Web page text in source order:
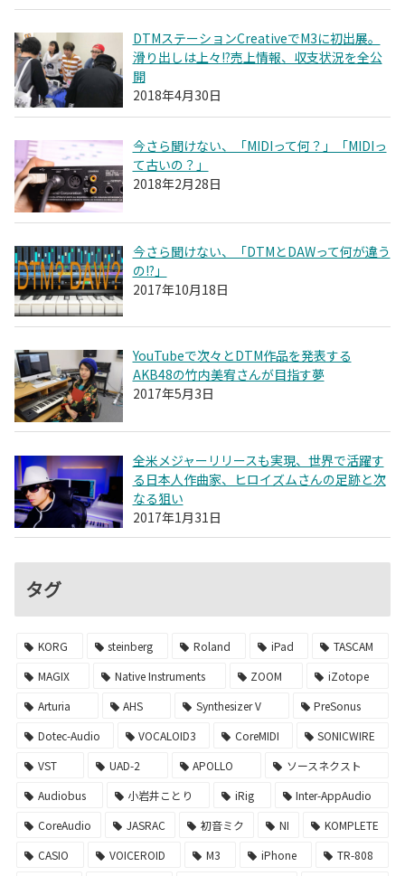
DTMステーションCreativeでM3に初出展。
滑り出しは上々!?売上情報、収支状況を全公
開
2018年4月30日
今さら聞けない、「MIDIって何？」「MIDIっ
て古いの？」
2018年2月28日
今さら聞けない、「DTMとDAWって何が違う
の!?」
2017年10月18日
YouTubeで次々とDTM作品を発表する
AKB48の竹内美宥さんが目指す夢
2017年5月3日
全米メジャーリリースも実現、世界で活躍す
る日本人作曲家、ヒロイズムさんの足跡と次
なる狙い
2017年1月31日
タグ
KORG steinberg Roland iPad
TASCAM
MAGIX
Native Instruments ZOOM
iZotope
Arturia
AHS Synthesizer V
PreSonus
Dotec-Audio
VOCALOID3 CoreMIDI
SONICWIRE
VST
UAD-2 APOLLO
ソースネクスト
Audiobus
小岩井ことり iRig
Inter-AppAudio
CoreAudio
JASRAC 初音ミク NI
KOMPLETE
CASIO
VOICEROID M3 iPhone
TR-808